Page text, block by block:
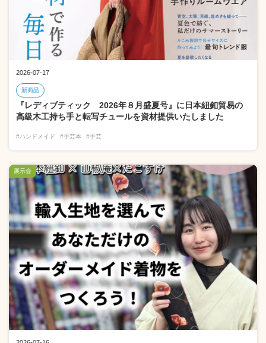
2026-07-17
新商品
『レディブティック 2026年８月盛夏号』に日本紐釦貿易の
高級木工持ち手と転写チュールを資材提供いたしました
#ハンドメイド #手芸本 #手芸
展示会